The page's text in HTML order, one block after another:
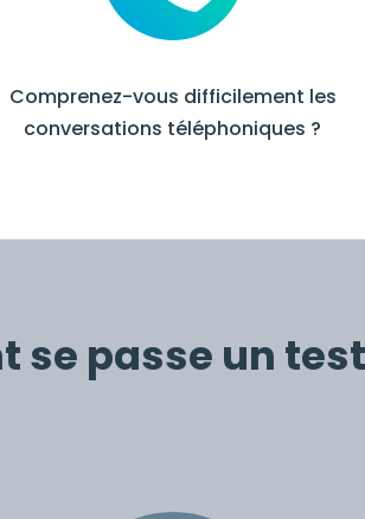
Comprenez-vous difficilement les
conversations téléphoniques ?
se passe un